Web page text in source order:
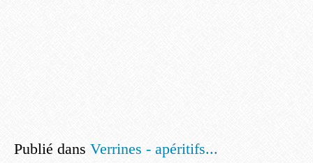
Publié dans Verrines - apéritifs...